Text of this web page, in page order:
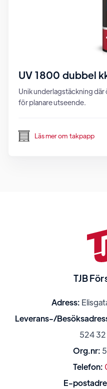
UV 1800 dubbel
Unik underlagstäckning
för planare utseende.
Läs mer om takpapp
TJB
Adress:
Leverans-/
524
Org.nr:
Telefon:
E-